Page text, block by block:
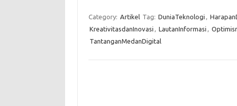
Category: Artikel Tag: DuniaTeknologi ,
KreativitasdanInovasi , LautanInformasi ,
TantanganMedanDigital